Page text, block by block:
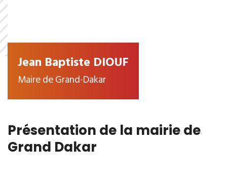
Jean Baptiste DIOUF
Maire de Grand-Dakar
Présentation de la mairie de
Grand Dakar